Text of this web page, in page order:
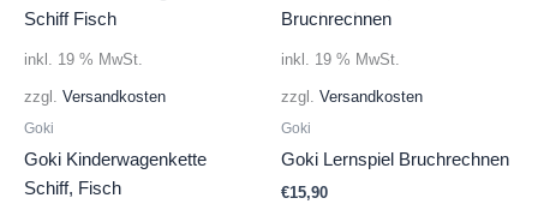
inkl. 19 % MwSt.
zzgl. Versandkosten
Goki
Goki Kinderwagenkette
Schiff, Fisch
inkl. 19 % MwSt.
zzgl. Versandkosten
Goki
Goki Lernspiel Bruchrechnen
€15,90